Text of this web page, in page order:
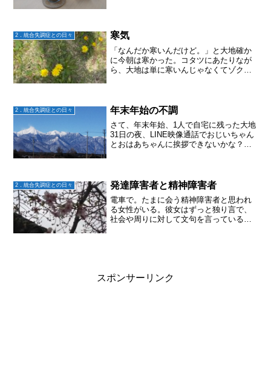
みた。どこ？家(...
2．統合失調症との日々 寒気
「なんだか寒いんだけど。」と大地確か
に今朝は寒かった。コタツにあたりなが
ら、大地は単に寒いんじゃなくてゾクゾ
いんだよね。いざという時...
2．統合失調症との日々 年末年始の不調
さて、年末年始、1人で自宅に残った大地
31日の夜、LINE映像通話でおじいちゃん
とおはあちゃんに挨拶できないかな？っ
父母。大地は...
2．統合失調症との日々 発達障害者と精神障害者
電車で。たまに会う精神障害者と思われ
る女性がいる。彼女はずっと独り言で、
社会や周りに対して文句を言っている。
スポンサーリンク